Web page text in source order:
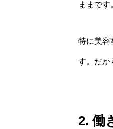
ままです
特に美容
す。だか
2. 働